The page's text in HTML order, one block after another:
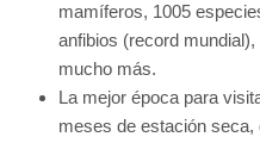
mamíferos, 1005
anfibios (record
mucho más.
La mejor época para
meses de estación